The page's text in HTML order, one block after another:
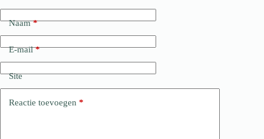
Naam*
E-mail*
Site
Reactie toevoegen *